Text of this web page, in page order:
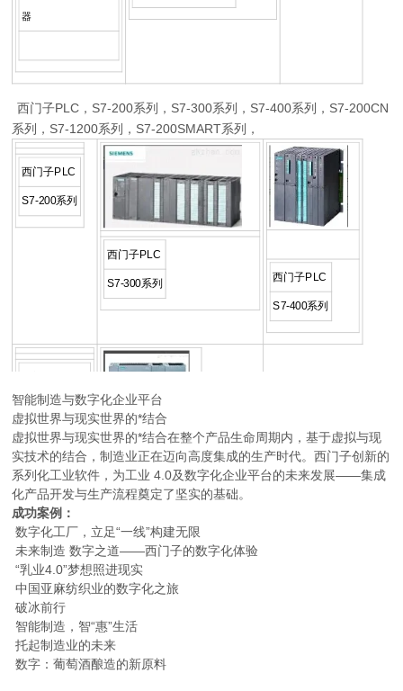
器
西门子PLC，S7-200系列，S7-300系列，S7-400系列，S7-200CN
系列，S7-1200系列，S7-200SMART系列，
西门子PLC
S7-200系列
西门子PLC
S7-300系列
西门子PLC
S7-400系列
S7-200CN系
列 西门子PLC
智能制造与数字化企业平台
虚拟世界与现实世界的*结合
虚拟世界与现实世界的*结合在整个产品生命周期内，基于虚拟与现
实技术的结合，制造业正在迈向高度集成的生产时代。西门子创新的
系列化工业软件，为工业 4.0及数字化企业平台的未来发展——集成
化产品开发与生产流程奠定了坚实的基础。
成功案例：
数字化工厂，立足“一线”构建无限
未来制造 数字之道——西门子的数字化体验
“乳业4.0”梦想照进现实
中国亚麻纺织业的数字化之旅
破冰前行
智能制造，智“惠”生活
托起制造业的未来
数字：葡萄酒酿造的新原料